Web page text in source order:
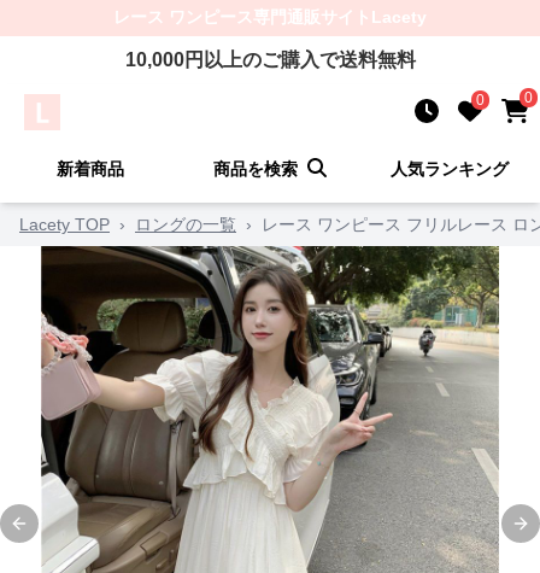
レース ワンピース専門通販サイト Lacety
10,000円以上のご購入で送料無料
0 0
新着商品 商品を検索 人気ランキング
Lacety TOP › ロングの一覧 › レース ワンピース フリルレース ロ
Previous slide